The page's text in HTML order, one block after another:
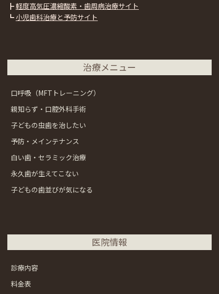
┣軽度高気圧濃縮酸素・歯周病治療サイト
┗ 小児歯科治療と予防サイト
治療メニュー
口呼吸（MFTトレーニング）
親知らず・口腔外科手術
子どもの虫歯を治したい
予防・メインテナンス
白い歯・セラミック治療
永久歯が生えてこない
子どもの歯並びが気になる
医院情報
診療内容
料金表